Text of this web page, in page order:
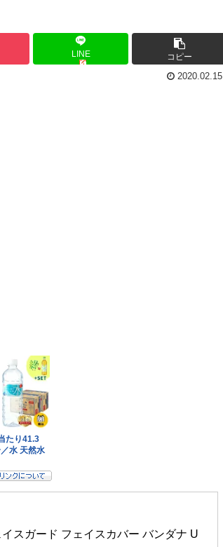
LINE コピー
2020.02.15
スガード フェイスカバー バンダナ U